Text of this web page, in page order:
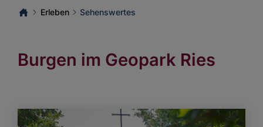
Sehenswertes
Erleben
Burgen im Geopark Ries